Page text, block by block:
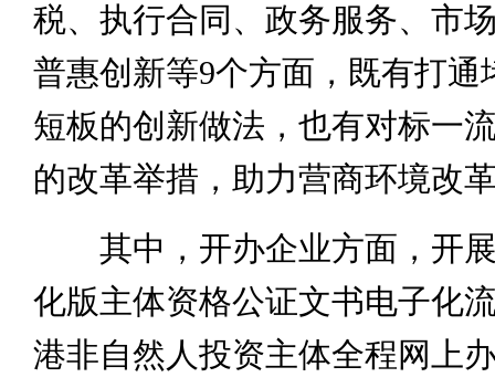
税、执行合同、政务服务、市
普惠创新等9个方面，既有打通
短板的创新做法，也有对标一
的改革举措，助力营商环境改
其中，开办企业方面，开展
化版主体资格公证文书电子化
港非自然人投资主体全程网上